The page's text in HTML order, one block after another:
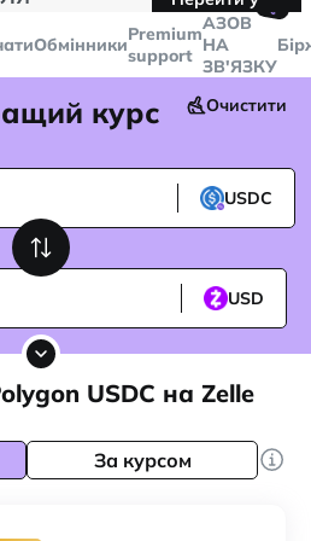
Telegram
ОбмінникиPremium
support
🤙
AЗОВ
НА
ЗВ'ЯЗКУ
курс Очистити
USDC
USD
USDC на Zelle
За курсом